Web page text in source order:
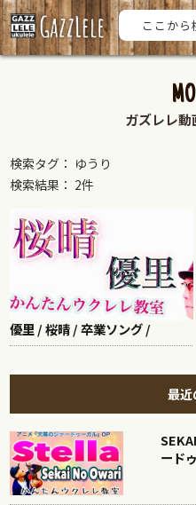
ガズレレ動
検索タグ： ゆうり
検索結果： 2件
優里 / 桜晴 / 卒業ソング /
最近
ード